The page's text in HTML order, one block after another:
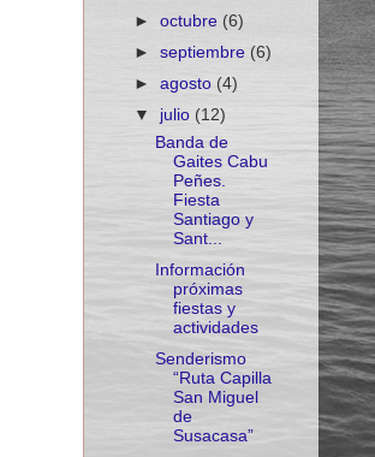
►octubre (6)
►septiembre (6)
►agosto (4)
▼ julio (12)
Banda de
Gaites Cabu
Peñes.
Fiesta
Santiago y
Sant...
Información
próximas
fiestas y
actividades
Senderismo
“Ruta Capilla
San Miguel
de
Susacasa”